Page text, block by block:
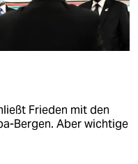
Frieden mit den
Bergen. Aber wichtige